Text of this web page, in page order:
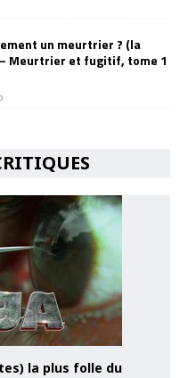
un meurtrier ? (la
Meurtrier et fugitif, tome 1
la plus folle du